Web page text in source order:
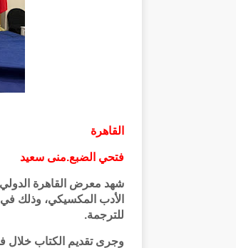
القاهرة
فتحي الضبع.منى سعيد
شهد معرض القاهرة الدولي
الأدب المكسيكي، وذلك
للترجمة.
وجرى تقديم الكتاب خلال